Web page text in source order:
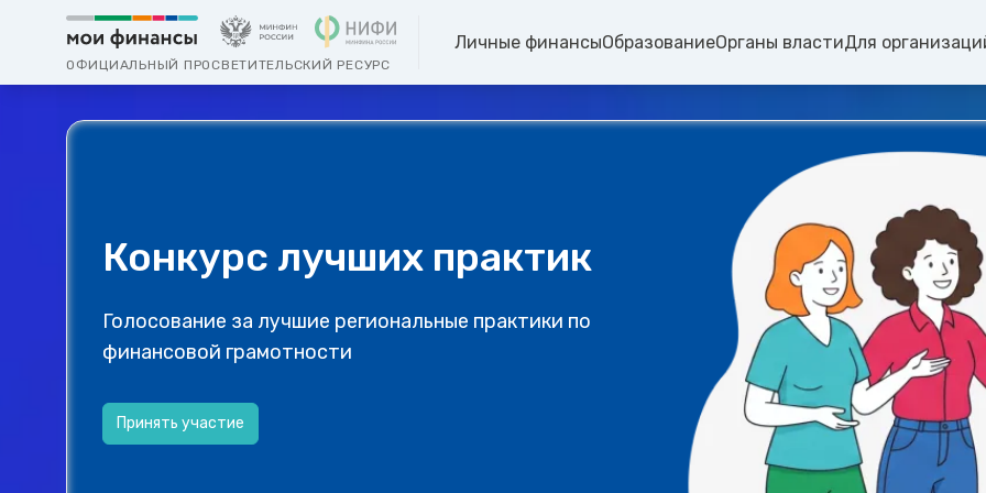
ОФИЦИАЛЬНЫЙ ПРОСВЕТИТЕЛЬСКИЙ РЕСУРС
Личные финансыОбразованиеОрганы властиДля
Конкурс лучших практик
Голосование за лучшие региональные практики по
финансовой грамотности
Принять участие